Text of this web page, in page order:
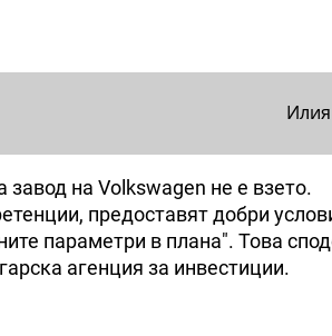
на Volkswagen не е взето.
предоставят добри
параметри в плана". Това
агенция за инвестиции.